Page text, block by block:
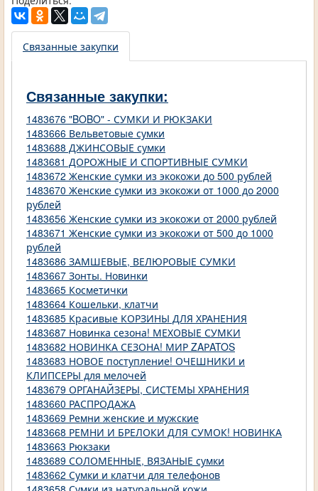
Связанные закупки
Связанные закупки:
1483676 "BOBO" - СУМКИ И РЮКЗАКИ
1483666 Вельветовые сумки
1483688 ДЖИНСОВЫЕ сумки
1483681 ДОРОЖНЫЕ И СПОРТИВНЫЕ СУМКИ
1483672 Женские сумки из экокожи до 500 рублей
1483670 Женские сумки из экокожи от 1000 до 2000
рублей
1483656 Женские сумки из экокожи от 2000 рублей
1483671 Женские сумки из экокожи от 500 до 1000
рублей
1483686 ЗАМШЕВЫЕ, ВЕЛЮРОВЫЕ СУМКИ
1483667 Зонты. Новинки
1483665 Косметички
1483664 Кошельки, клатчи
1483685 Красивые КОРЗИНЫ ДЛЯ ХРАНЕНИЯ
1483687 Новинка сезона! МЕХОВЫЕ СУМКИ
1483682 НОВИНКА СЕЗОНА! МИР ZAРATOS
1483683 НОВОЕ поступление! ОЧЕШНИКИ и
КЛИПСЕРЫ для мелочей
1483679 ОРГАНАЙЗЕРЫ, СИСТЕМЫ ХРАНЕНИЯ
1483660 РАСПРОДАЖА
1483669 Ремни женские и мужские
1483668 РЕМНИ И БРЕЛОКИ ДЛЯ СУМОК! НОВИНКА
1483663 Рюкзаки
1483689 СОЛОМЕННЫЕ, ВЯЗАНЫЕ сумки
1483662 Сумки и клатчи для телефонов